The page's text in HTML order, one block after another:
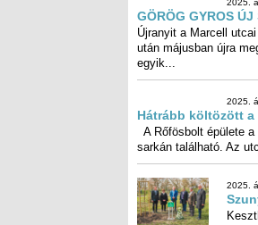
tapasztalatai alapján
2025.
16. kerület egyik...
A
utcafronti...